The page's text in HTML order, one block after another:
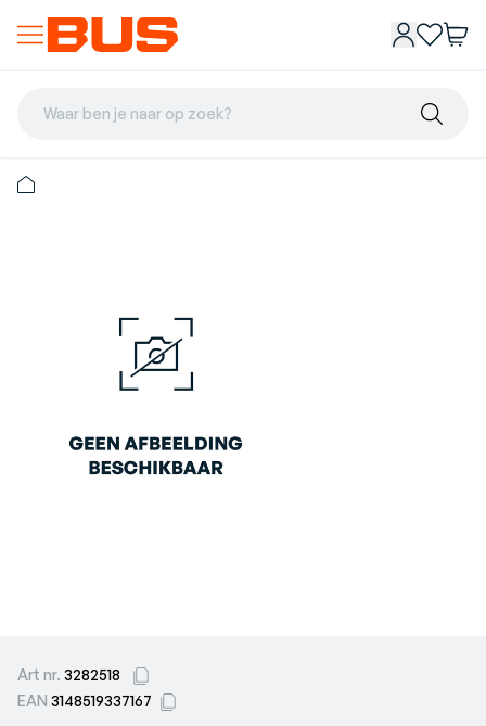
Waar ben je naar op zoek?
Art nr. 3282518
EAN 3148519337167